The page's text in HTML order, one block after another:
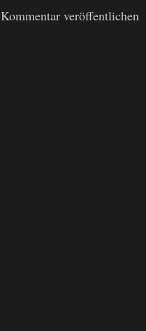
Kommentar veröffentlichen